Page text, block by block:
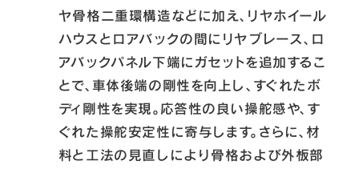
ヤ骨格二重環構造などに加え、リヤホイール
ハウスとロアバックの間にリヤブレース、ロ
アバックパネル下端にガセットを追加するこ
とで、車体後端の剛性を向上し、すぐれたボ
ディ剛性を実現。応答性の良い操舵感や、す
ぐれた操舵安定性に寄与します。さらに、材
料と工法の見直しにより骨格および外板部